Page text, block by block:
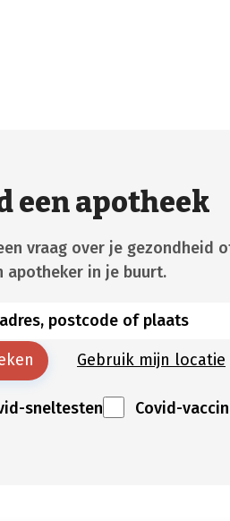
een apotheek
vraag over je gezondheid
apotheker in je buurt.
Gebruik mijn locatie
sneltesten Covid-